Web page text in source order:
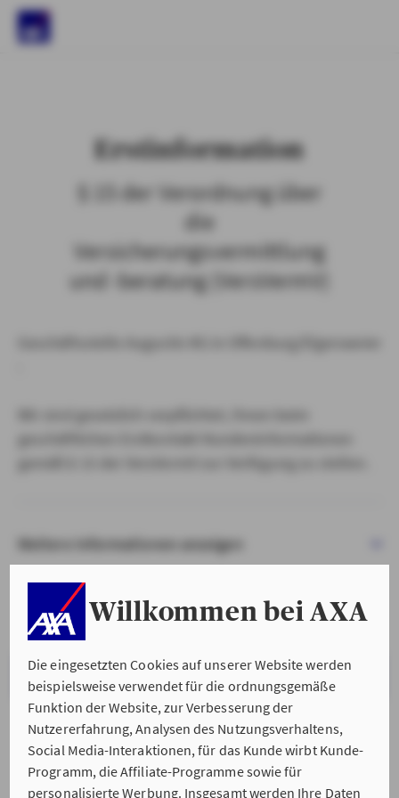
Willkommen bei AXA
Die eingesetzten Cookies auf unserer Website werden
beispielsweise verwendet für die ordnungsgemäße
Funktion der Website, zur Verbesserung der
Nutzererfahrung, Analysen des Nutzungsverhaltens,
Social Media-Interaktionen, für das Kunde wirbt Kunde-
Programm, die Affiliate-Programme sowie für
personalisierte Werbung. Insgesamt werden Ihre Daten
Erstinformation
§ 15 der Verordnung über
die
Versicherungsvermittlung
und -beratung (VersVermV)
Weitere Informationen anzeigen
VERSTANDEN & WEITER